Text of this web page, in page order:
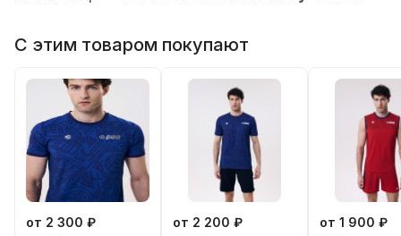
С этим товаром покупают
от 2 300 ₽
от 2 200 ₽
от 1 900 ₽